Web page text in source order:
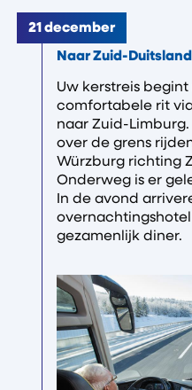
21 december
Naar Zuid-Duitsland
Uw kerstreis
comfortabele rit
naar Zuid-
over de grens
Würzburg richting
Onderweg is er
In de avond
gezamenlijk diner.